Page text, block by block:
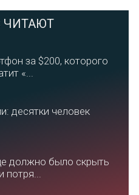
ЧИТАЮТ
за $200, которого
«...
десятки человек
должно было скрыть
потря...